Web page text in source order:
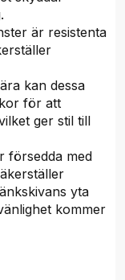
är resistenta
kan dessa
för att
ger stil till
försedda med
yta
kommer